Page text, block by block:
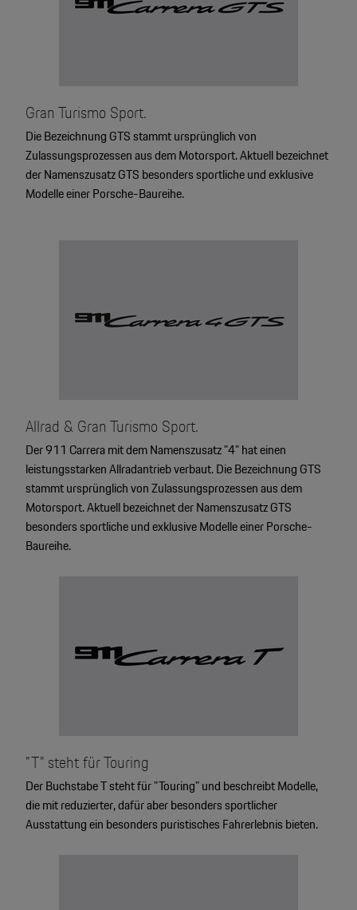
Gran Turismo Sport.
Die Bezeichnung GTS stammt ursprünglich von
Zulassungsprozessen aus dem Motorsport. Aktuell bezeichnet
der Namenszusatz GTS besonders sportliche und exklusive
Modelle einer Porsche-Baureihe.
Allrad & Gran Turismo Sport.
Der 911 Carrera mit dem Namenszusatz "4" hat einen
leistungsstarken Allradantrieb verbaut. Die Bezeichnung GTS
stammt ursprünglich von Zulassungsprozessen aus dem
Motorsport. Aktuell bezeichnet der Namenszusatz GTS
besonders sportliche und exklusive Modelle einer Porsche-
Baureihe.
"T" steht für Touring
Der Buchstabe T steht für "Touring" und beschreibt Modelle,
die mit reduzierter, dafür aber besonders sportlicher
Ausstattung ein besonders puristisches Fahrerlebnis bieten.